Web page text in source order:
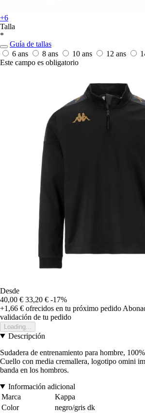
+6
Talla
*
Guía de tallas
6 ans
8 ans 10 ans 12 ans
Este campo es obligatorio
Desde
40,00 € 33,20 € -17%
+1,66 € ofrecidos en tu próximo pedido
validación de tu pedido
Loading...
Descripción
Sudadera de entrenamiento para hombre,
Cuello con media cremallera, logotipo omini
banda en los hombros.
Información adicional
Marca
Kappa
Color
negro/gris dk